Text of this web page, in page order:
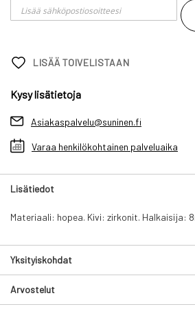
LISÄÄ TOIVELISTAAN
Kysy lisätietoja
Asiakaspalvelu@suninen.fi
Varaa henkilökohtainen palveluaika
Lisätiedot
Materiaali: hopea. Kivi: zirkonit. Halkaisija:
Yksityiskohdat
Arvostelut